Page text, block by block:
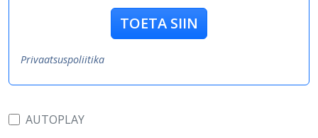
TOETA SIIN
Privaatsuspoliitika
AUTOPLAY